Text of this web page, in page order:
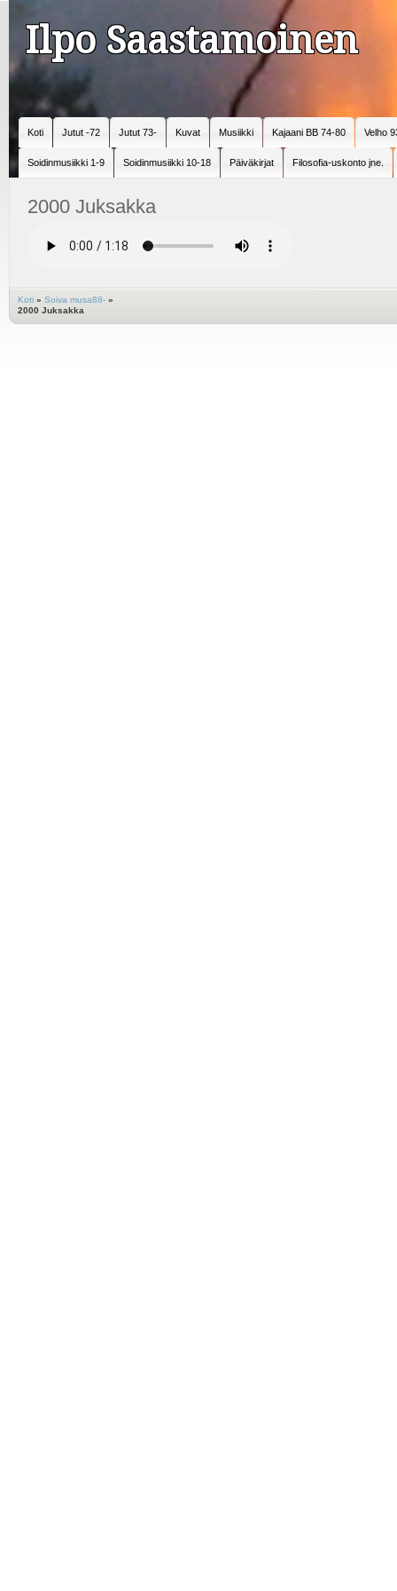
Ilpo Saastamoinen
Koti Jutut -72 Jutut 73- Kuvat Musiikki Kajaani BB 74-80 Velho
Soidinmusiikki 1-9 Soidinmusiikki 10-18 Päiväkirjat Filosofia-uskonto jne.
2000 Juksakka
Koti » Soiva musa88- »
2000 Juksakka